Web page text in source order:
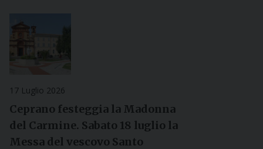
17 Luglio 2026
Ceprano festeggia la Madonna
del Carmine. Sabato 18 luglio la
Messa del vescovo Santo